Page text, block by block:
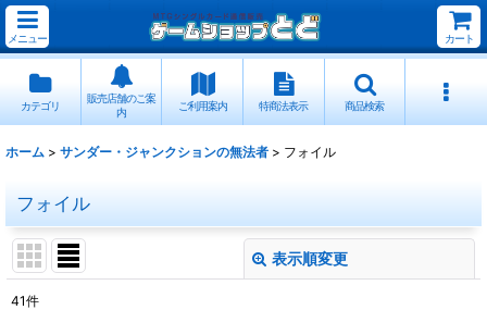
メニュー カート
カテゴリ
販売店舗のご案
内
ご利用案内 特商法表示 商品検索
ホーム > サンダー・ジャンクションの無法者 > フォイル
フォイル
表示順変更
41件